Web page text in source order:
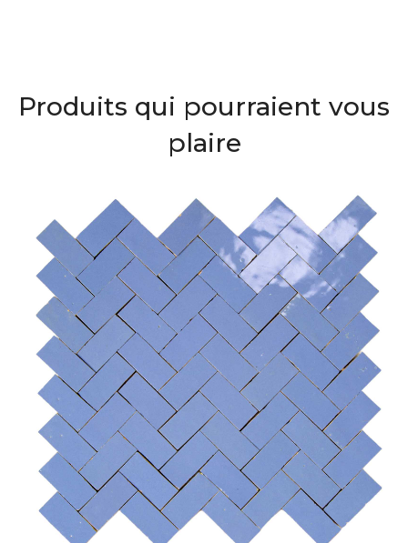
Produits qui pourraient vous
plaire